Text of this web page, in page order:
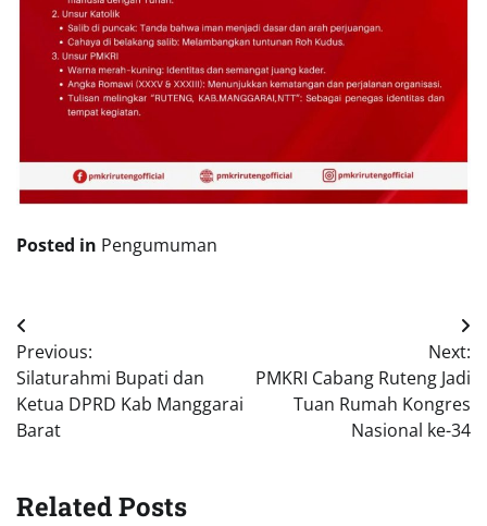
Posted in Pengumuman
Post
navigation
Previous:
Silaturahmi Bupati dan
Ketua DPRD Kab Manggarai
Barat
Next:
PMKRI Cabang Ruteng Jadi
Tuan Rumah Kongres
Nasional ke-34
Related Posts